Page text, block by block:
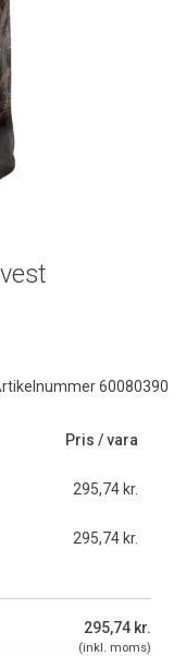
60080390
Pris / vara
295,74 kr.
295,74 kr.
295,74 kr.
(inkl. moms)